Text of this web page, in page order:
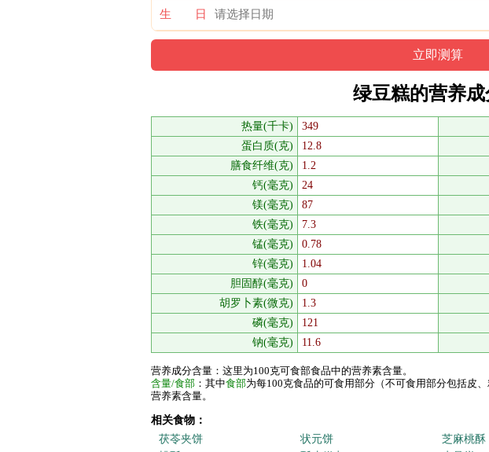
生 日
绿豆糕的营养
热量(千卡) 349
蛋白质(克)
12.8
膳食纤维(克)
1.2
钙(毫克)
24
镁(毫克)
87
铁(毫克)
7.3
锰(毫克)
0.78
锌(毫克)
1.04
胆固醇(毫克)
0
胡罗卜素(微克)
1.3
磷(毫克)
121
钠(毫克)
11.6
营养成分含量：这里为100克可食部食品中的营养素含量。
含量/食部 ：其中食部为每100克食品的可食用部分（不可食用部分包括皮、
营养素含量。
相关食物：
茯苓夹饼
状元饼 芝麻桃酥